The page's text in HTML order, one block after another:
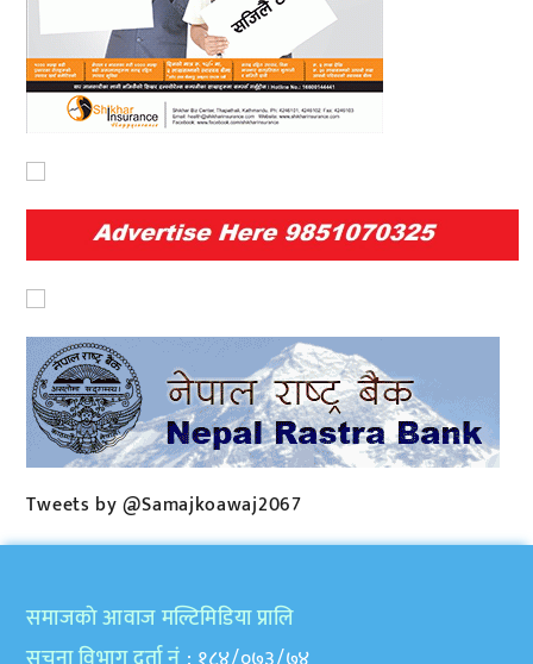
Tweets by @Samajkoawaj2067
समाजकाे आवाज मल्टिमिडिया प्रालि